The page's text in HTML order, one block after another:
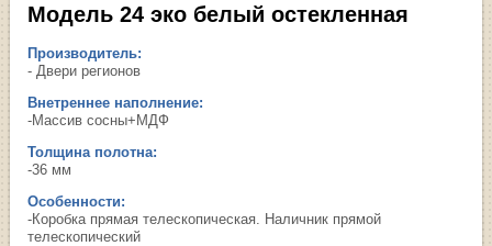
Модель 24 эко белый остекленная
Производитель:
- Двери регионов
Внетреннее наполнение:
-Массив сосны+МДФ
Толщина полотна:
-36 мм
Особенности:
-Коробка прямая телескопическая. Наличник прямой
телескопический